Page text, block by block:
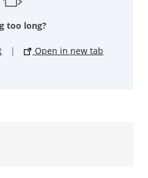
too long?
| Open in new tab